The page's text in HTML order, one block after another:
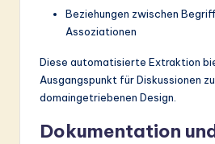
Beziehungen zwischen
Assoziationen
Diese automatisierte Extraktion
Ausgangspunkt für Diskussionen
domaingetriebenen Design.
Dokumentation